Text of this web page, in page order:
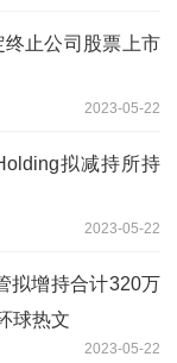
止公司股票上市
2023-05-22
拟减持所持
2023-05-22
拟增持合计320万
球热文
2023-05-22